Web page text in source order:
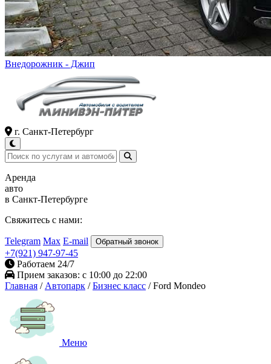
Внедорожник - Джип
г. Санкт-Петербург
Аренда
авто
в Санкт-Петербурге
Свяжитесь с нами:
Telegram Max E-mail Обратный звонок
+7(921) 947-97-45
Работаем 24/7
Прием заказов: с 10:00 до 22:00
Главная / Автопарк / Бизнес класс / Ford Mondeo
Меню